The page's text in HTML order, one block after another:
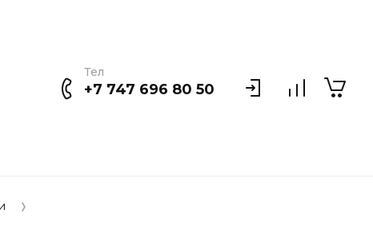
Тел
+7 747 696 80 50